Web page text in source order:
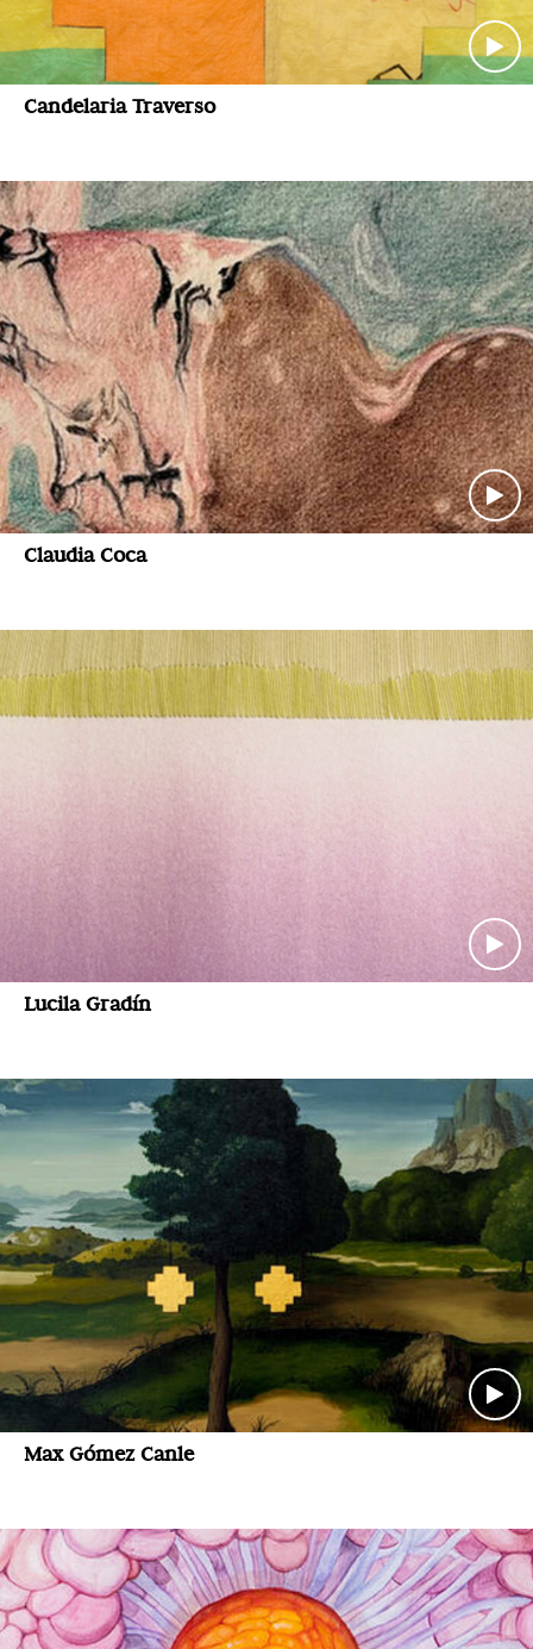
Candelaria Traverso
Claudia Coca
Lucila Gradín
Max Gómez Canle